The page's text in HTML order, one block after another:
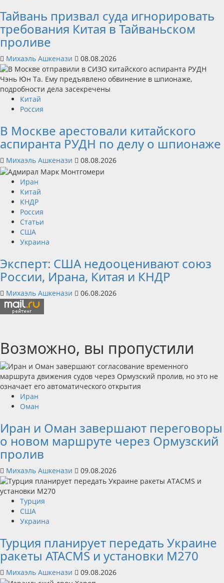
Тайвань призвал суда игнорировать
требования Китая в Тайваньском
проливе
Михаэль Ашкенази 08.08.2026
Китай
Россия
В Москве арестовали китайского
аспиранта РУДН по делу о шпионаже
Михаэль Ашкенази 08.08.2026
Иран
Китай
КНДР
Россия
Статьи
США
Украина
Эксперт: США недооценивают союз
России, Ирана, Китая и КНДР
Михаэль Ашкенази 06.08.2026
Возможно, вы пропустили
Иран
Оман
Иран и Оман завершают переговоры
о новом маршруте через Ормузский
пролив
Михаэль Ашкенази 09.08.2026
Турция
США
Украина
Турция планирует передать Украине
ракеты ATACMS и установки M270
Михаэль Ашкенази 09.08.2026